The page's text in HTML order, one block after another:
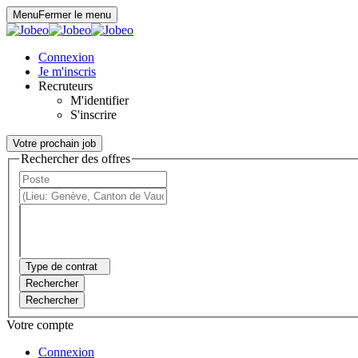
MenuFermer le menu
Connexion
Je m'inscris
Recruteurs
M'identifier
S'inscrire
Votre prochain job
Rechercher des offres
Type de contrat
Rechercher
Rechercher
Votre compte
Connexion
Panneau de gestion des cookies